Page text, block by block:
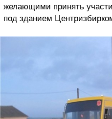
желающими принять
под зданием